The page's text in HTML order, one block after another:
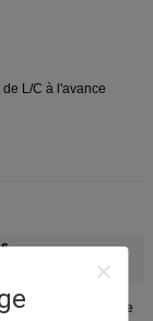
L/C à l'avance
,
pour capsule